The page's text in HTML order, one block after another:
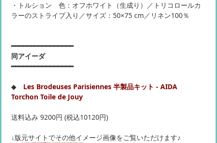
・トルション 色：オフホワイト（生成り）／トリコロールカ
ラーのストライプ入り／サイズ：50×75 cm／リネン100％
━━━━━━━━━━━━━━━━
同アイーダ
━━━━━━━━━━━━━━━━
◆ Les Brodeuses Parisiennes 半製品キット - AIDA
Torchon Toile de Jouy
送料込み 9200円 (税込10120円)
↓版元サイトでその他イメージ画像をご覧いただけます♪